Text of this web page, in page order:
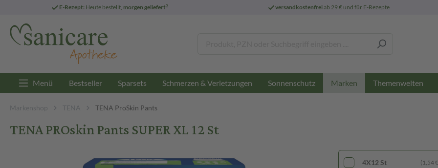
E-Rezept: Heute bestellt, morgen geliefert3 versandkostenfreiab 29 € und für E-Rezepte
Menü Bestseller Sparsets Schmerzen & Verletzungen Sonnenschutz Marken Themenwelten
Markenshop TENA TENA ProSkin Pants
TENA PROskin Pants SUPER XL 12 St
4X12 St (1,54